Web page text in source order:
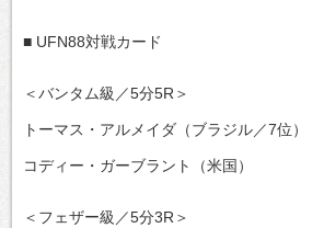
■ UFN88対戦カード
＜バンタム級／5分5R＞
トーマス・アルメイダ（ブラジル／7位）
コディー・ガーブラント（米国）
＜フェザー級／5分3R＞